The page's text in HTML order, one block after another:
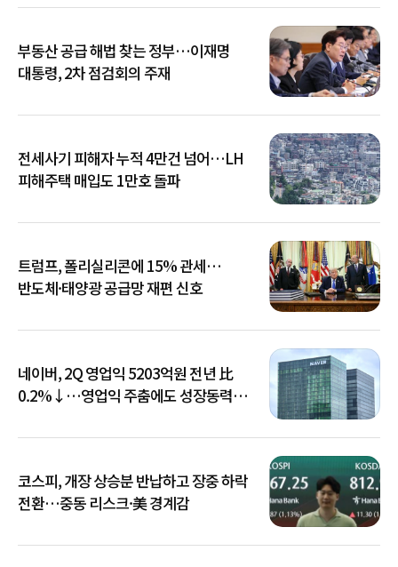
부동산 공급 해법 찾는 정부…이재명
대통령, 2차 점검회의 주재
전세사기 피해자 누적 4만건 넘어…LH
피해주택 매입도 1만호 돌파
트럼프, 폴리실리콘에 15% 관세…
반도체·태양광 공급망 재편 신호
네이버, 2Q 영업익 5203억원 전년 比
0.2%↓…영업익 주춤에도 성장동력
코스피, 개장 상승분 반납하고 장중 하락
전환…중동 리스크·美 경계감